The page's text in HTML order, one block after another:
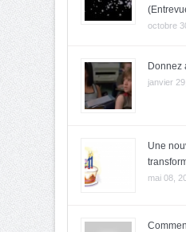
octobre
Donnez
janvier
Une
mai 08,